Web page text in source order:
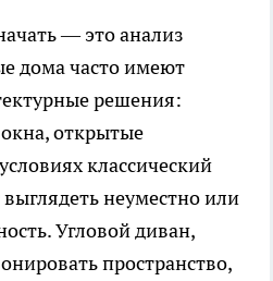
— это анализ
дома часто имеют
решения:
открытые
классический
неуместно или
Угловой диван,
пространство,